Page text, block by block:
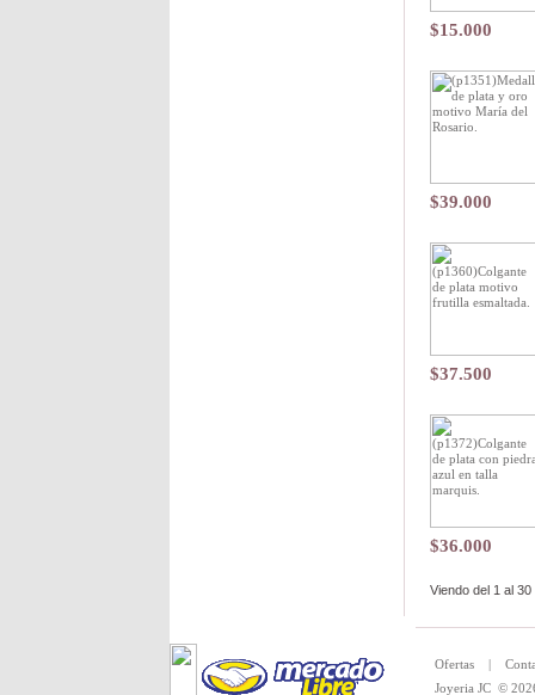
$15.000
$39.000
$37.500
$36.000
Viendo del 1 al 30
Ofertas
|
Joyeria JC©